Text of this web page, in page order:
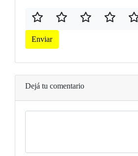
Enviar
Dejá tu comentario